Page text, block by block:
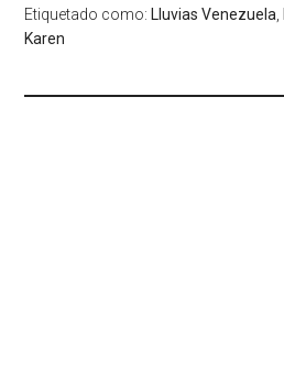
Etiquetado como: Lluvias Venezuela
Karen